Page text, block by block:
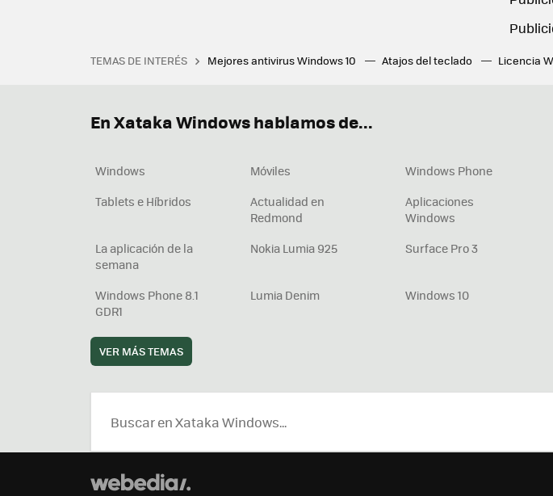
TEMAS DE INTERÉS Mejores antivirus Windows 10 Atajos del teclado Licencia
En Xataka Windows hablamos de...
Windows Móviles
Windows Phone
Tablets e Híbridos
Actualidad en
Redmond
Aplicaciones
Windows
La aplicación de la
semana
Nokia Lumia 925 Surface Pro 3
Windows Phone 8.1
GDR1
Lumia Denim Windows 10
VER MÁS TEMAS